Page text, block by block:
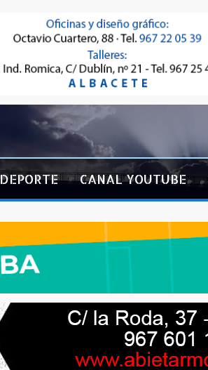
CANAL YOUTUBE